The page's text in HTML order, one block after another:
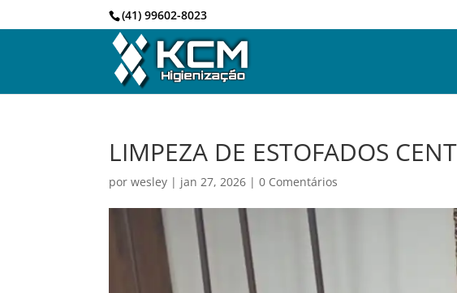
(41) 99602-8023
LIMPEZA DE ESTOFADOS
porwesley | jan 27, 2026 |0 Comentários